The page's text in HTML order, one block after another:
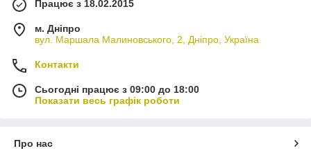
Працює з 18.02.2015
м. Дніпро
вул. Маршала Малиновського, 2, Дніпро, Україна
Контакти
Сьогодні працює з 09:00 до 18:00
Показати весь графік роботи
Про нас